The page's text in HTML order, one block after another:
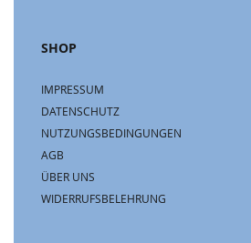
SHOP
IMPRESSUM
DATENSCHUTZ
NUTZUNGSBEDINGUNGEN
AGB
ÜBER UNS
WIDERRUFSBELEHRUNG